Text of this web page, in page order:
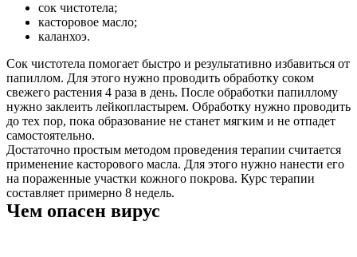
сок чистотела;
касторовое масло;
каланхоэ.
Сок чистотела помогает быстро и результативно избавиться от
папиллом. Для этого нужно проводить обработку соком
свежего растения 4 раза в день. После обработки папиллому
нужно заклеить лейкопластырем. Обработку нужно проводить
до тех пор, пока образование не станет мягким и не отпадет
самостоятельно.
Достаточно простым методом проведения терапии считается
применение касторового масла. Для этого нужно нанести его
на пораженные участки кожного покрова. Курс терапии
составляет примерно 8 недель.
Чем опасен вирус